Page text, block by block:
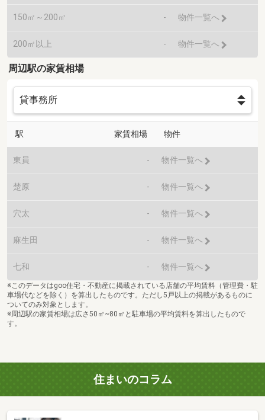
150㎡～200㎡ - 物件一覧へ
200㎡以上 - 物件一覧へ
周辺駅の家賃相場
駅 家賃相場 物件
東員 - 物件一覧へ
楚原 - 物件一覧へ
穴太 - 物件一覧へ
麻生田 - 物件一覧へ
七和 - 物件一覧へ
※このデータはgoo住宅・不動産に掲載されている店舗の平均賃料（管理費・駐
車場代などを除く）を算出したものです。ただし5戸以上の掲載があるものに
ついてのみ対象とします。
※周辺駅の家賃相場は広さ50㎡~80㎡と駐車場の平均賃料を算出したもので
す。
住まいのコラム